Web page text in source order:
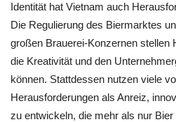
Identität hat Vietnam auch
Die Regulierung des Biermarktes
großen Brauerei-Konzernen stellen
die Kreativität und den
können. Stattdessen nutzen viele
Herausforderungen als Anreiz,
zu entwickeln, die mehr als nur